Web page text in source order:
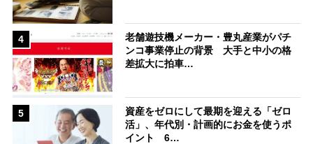
4
老舗遊技機メーカー・豊丸産業がパチ
ンコ事業停止の背景 大手と中小の格
差拡大に拍車…
5
資産をゼロにして最期を迎える「ゼロ
活」、年代別・計画的にお金を使うポ
イント 6…